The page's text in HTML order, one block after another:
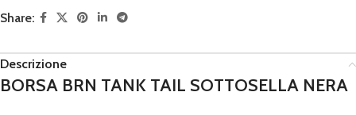
Share:
Descrizione
BORSA BRN TANK TAIL SOTTOSELLA NERA